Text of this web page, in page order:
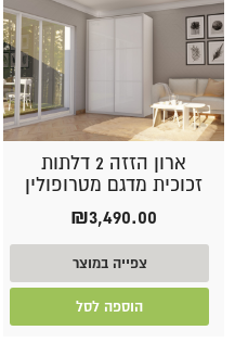
ארון הזזה 2 דלתות
זכוכית מדגם מטרופולין
₪3,490.00
צפייה במוצר
הוספה לסל